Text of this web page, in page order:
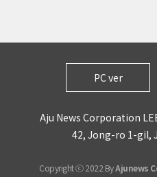
PC ver
Aju News Corporation
42, Jong-ro 1-gil,
Copyright ⓒ 2022 ByAjunews